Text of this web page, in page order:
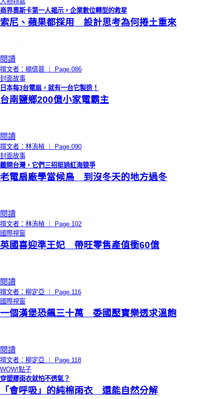
商界奧斯卡第一人揭示，企業數位轉型的救星
索尼、蘋果都採用 設計思考為何捲土重來
閱讀
撰文者：楊倩蓉 ｜ Page.086
封面故事
日本每3台電扇，就有一台它製造！
台南鹽鄉200億小家電霸主
閱讀
撰文者：林洧楨 ｜ Page.090
封面故事
離開台灣，它們三招挺過紅海競爭
老電扇廠學當候鳥 到沒冬天的地方過冬
閱讀
撰文者：林洧楨 ｜ Page.102
國際視窗
英國喜迎準王妃 帶旺零售產值衝60億
閱讀
撰文者：柳定亞 ｜ Page.116
國際視窗
一個漢堡恐飆三十萬 委國壓寶樂透求溫飽
閱讀
撰文者：柳定亞 ｜ Page.118
WOW!點子
穿塑膠雨衣就怕不透氣？
「會呼吸」的純棉雨衣 還能自然分解